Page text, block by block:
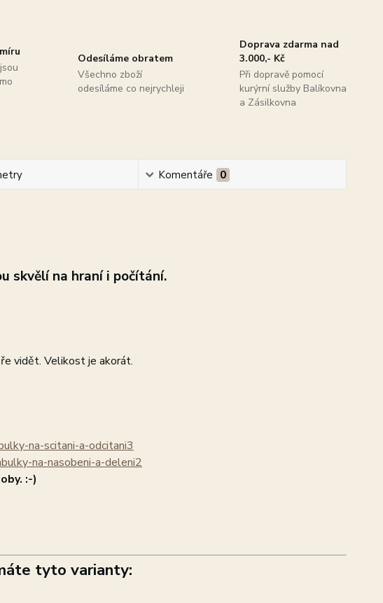
Odesíláme obratem
Všechno zboží
odesíláme co nejrychleji
Doprava zdarma nad
3.000,- Kč
Při dopravě pomocí
kurýrní služby Balíkovna
a Zásilkovna
Komentáře 0
skvělí na hraní i počítání.
vidět. Velikost je akorát.
na-scitani-a-odcitani3
na-nasobeni-a-deleni2
:-)
tyto varianty: